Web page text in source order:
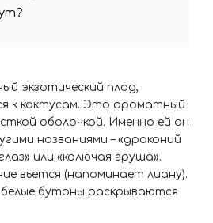
экзотический плод,
к кактусам. Это ароматный
оболочкой. Именно ей он
названиями – «драконий
или «колючая груша».
вьется (напоминает лиану).
бутоны раскрываются